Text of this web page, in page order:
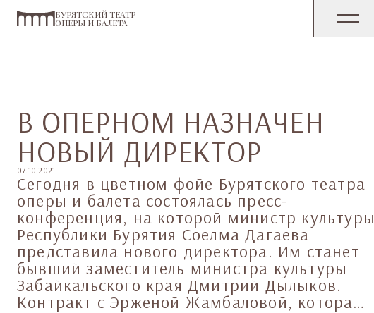
БУРЯТСКИЙ ТЕАТР
ОПЕРЫ И БАЛЕТА
В ОПЕРНОМ НАЗНАЧЕН
НОВЫЙ ДИРЕКТОР
07.10.2021
Сегодня в цветном фойе Бурятского театра
оперы и балета состоялась пресс-
конференция, на которой министр культуры
Республики Бурятия Соелма Дагаева
представила нового директора. Им станет
бывший заместитель министра культуры
Забайкальского края Дмитрий Дылыков.
Контракт с Эрженой Жамбаловой, котора…